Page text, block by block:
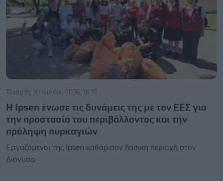
Τετάρτη, 10 Ιουνίου 2026, 16:12
Η Ipsen ένωσε τις δυνάμεις της με τον ΕΕΣ για
την προστασία του περιβάλλοντος και την
πρόληψη πυρκαγιών
Εργαζόμενοι της Ipsen καθάρισαν δασική περιοχή στον
Διόνυσο.